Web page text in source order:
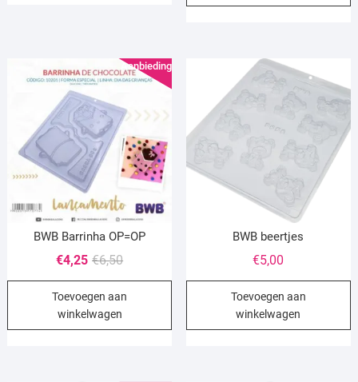
Aanbieding!
BWB Barrinha OP=OP
€6,50Oorspronkelijke
prijs
was:
€4,25
Huidige
prijs
is:
Toevoegen aan
winkelwagen
BWB beertjes
€5,00
Toevoegen aan
winkelwagen